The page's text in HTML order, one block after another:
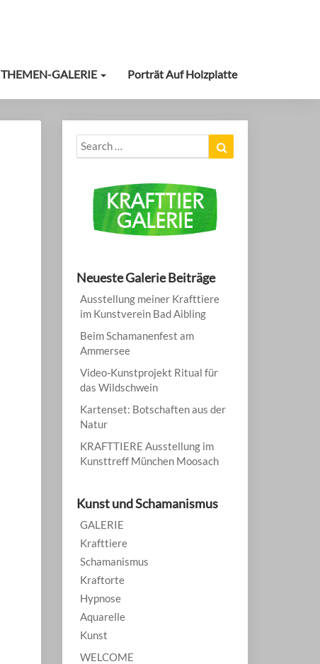
THEMEN-GALERIE Porträt Auf Holzplatte
Search
for:
Neueste Galerie Beiträge
Ausstellung meiner Krafttiere
im Kunstverein Bad Aibling
Beim Schamanenfest am
Ammersee
Video-Kunstprojekt Ritual für
das Wildschwein
Kartenset: Botschaften aus der
Natur
KRAFTTIERE Ausstellung im
Kunsttreff München Moosach
Kunst und Schamanismus
GALERIE
Krafttiere
Schamanismus
Kraftorte
Hypnose
Aquarelle
Kunst
WELCOME